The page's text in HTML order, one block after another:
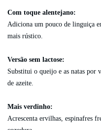
Com toque alentejano:
Adiciona um pouco de linguiça
mais rústico.
Versão sem lactose:
Substitui o queijo e as natas por
de azeite.
Mais verdinho:
Acrescenta ervilhas, espinafres